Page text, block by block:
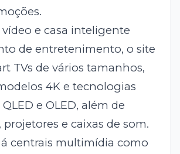
vídeo e casa inteligente
de entretenimento, o site
TVs de vários tamanhos,
4K e tecnologias
e OLED, além de
projetores e caixas de som.
centrais multimídia como